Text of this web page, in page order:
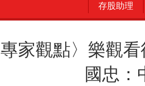
存股助理
專家觀點〉樂觀
國忠：